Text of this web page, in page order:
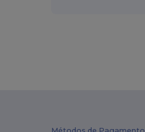
Egotier (158)